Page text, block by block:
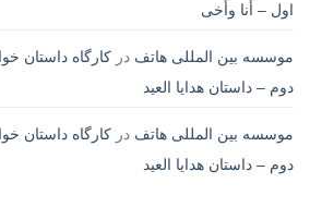
اول – أنا وأخی
موسسه بین المللی هاتف در کارگاه داستان
دوم – داستان هدایا العید
موسسه بین المللی هاتف در کارگاه داستان
دوم – داستان هدایا العید